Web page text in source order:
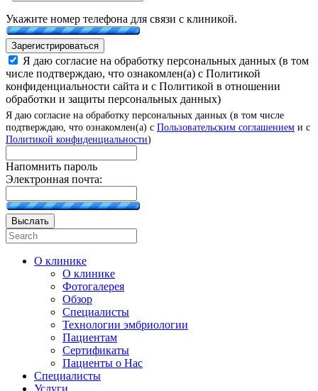
Укажите номер телефона для связи с клиникой.
Зарегистрироваться
Я даю согласие на обработку персональных данных (в том
числе подтверждаю, что ознакомлен(а) с Политикой
конфиденциальности сайта и с Политикой в отношении
обработки и защиты персональных данных)
Я даю согласие на обработку персональных данных (в том числе
подтверждаю, что ознакомлен(а) с Пользовательским соглашением и с
Политикой конфиденциальности)
Напомнить пароль
Электронная почта:
Выслать
О клинике
О клинике
Фотогалерея
Обзор
Специалисты
Технологии эмбриологии
Пациентам
Сертификаты
Пациенты о Нас
Специалисты
Услуги